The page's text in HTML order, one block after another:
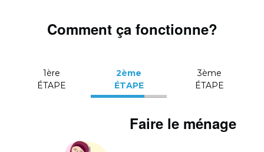
Comment ça fonctionne?
1ère
ÉTAPE
2ème
ÉTAPE
3ème
ÉTAPE
Faire le ménage